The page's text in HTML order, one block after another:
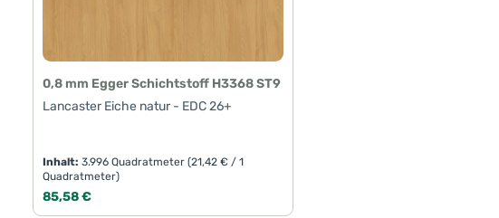
0,8 mm Egger Schichtstoff H3368 ST9
Lancaster Eiche natur - EDC 26+
Inhalt:3.996 Quadratmeter(21,42 € / 1
Quadratmeter)
Regulärer Preis:
85,58 €